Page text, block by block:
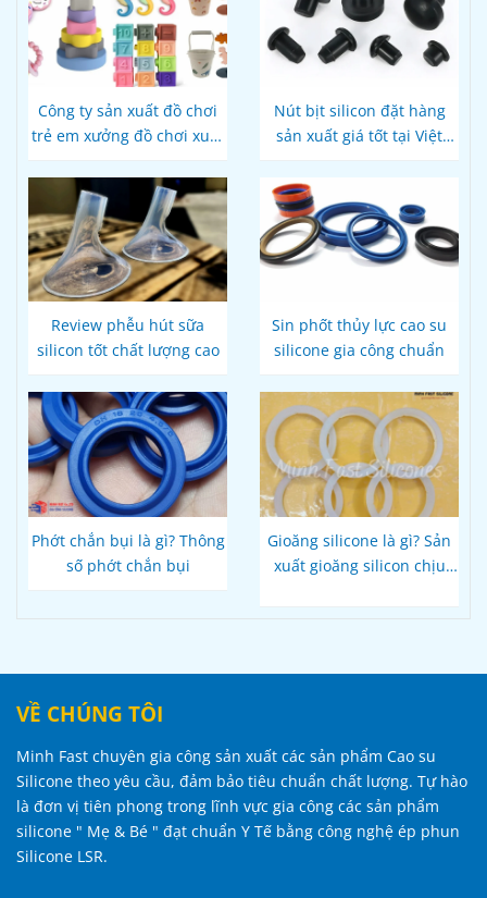
Công ty sản xuất đồ chơi
trẻ em xưởng đồ chơi xuất
Nút bịt silicon đặt hàng
sản xuất giá tốt tại Việt
Review phễu hút sữa
silicon tốt chất lượng cao
Sin phốt thủy lực cao su
silicone gia công chuẩn
Phớt chắn bụi là gì? Thông
số phớt chắn bụi
Gioăng silicone là gì? Sản
xuất gioăng silicon chịu
VỀ CHÚNG TÔI
Minh Fast chuyên gia công sản xuất các sản phẩm Cao su
Silicone theo yêu cầu, đảm bảo tiêu chuẩn chất lượng. Tự hào
là đơn vị tiên phong trong lĩnh vực gia công các sản phẩm
silicone " Mẹ & Bé " đạt chuẩn Y Tế bằng công nghệ ép phun
Silicone LSR.